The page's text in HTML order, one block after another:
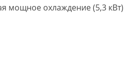
мощное охлаждение (5,3 кВт)